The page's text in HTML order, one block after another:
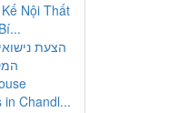
Nội Thất
הצעת
in Chandl...